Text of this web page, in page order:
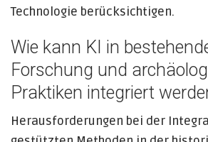
Technologie berücksichtigen.
Wie kann KI in
Forschung und
Praktiken integriert
Herausforderungen bei der